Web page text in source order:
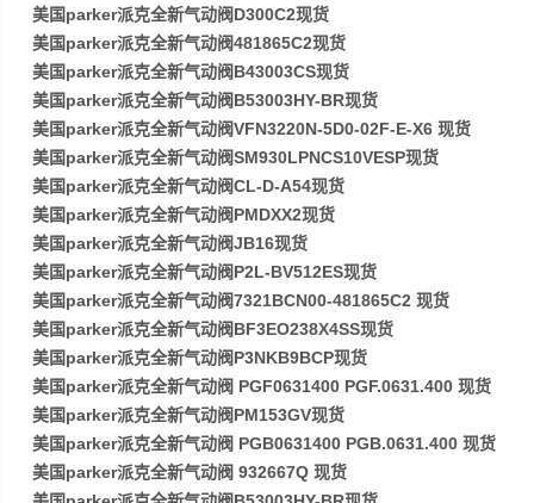
美国parker派克全新气动阀D300C2现货
美国parker派克全新气动阀481865C2现货
美国parker派克全新气动阀B43003CS现货
美国parker派克全新气动阀B53003HY-BR现货
美国parker派克全新气动阀VFN3220N-5D0-02F-E-X6 现货
美国parker派克全新气动阀SM930LPNCS10VESP现货
美国parker派克全新气动阀CL-D-A54现货
美国parker派克全新气动阀PMDXX2现货
美国parker派克全新气动阀JB16现货
美国parker派克全新气动阀P2L-BV512ES现货
美国parker派克全新气动阀7321BCN00-481865C2 现货
美国parker派克全新气动阀BF3EO238X4SS现货
美国parker派克全新气动阀P3NKB9BCP现货
美国parker派克全新气动阀 PGF0631400 PGF.0631.400 现货
美国parker派克全新气动阀PM153GV现货
美国parker派克全新气动阀 PGB0631400 PGB.0631.400 现货
美国parker派克全新气动阀 932667Q 现货